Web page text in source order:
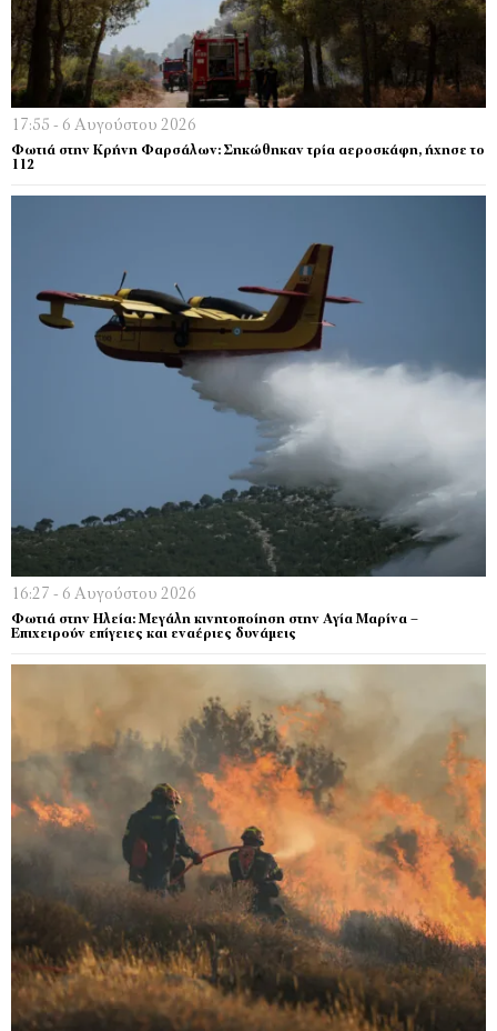
17:55 - 6 Αυγούστου 2026
Φωτιά στην Κρήνη Φαρσάλων: Σηκώθηκαν τρία αεροσκάφη, ήχησε το
112
16:27 - 6 Αυγούστου 2026
Φωτιά στην Ηλεία: Μεγάλη κινητοποίηση στην Αγία Μαρίνα –
Επιχειρούν επίγειες και εναέριες δυνάμεις